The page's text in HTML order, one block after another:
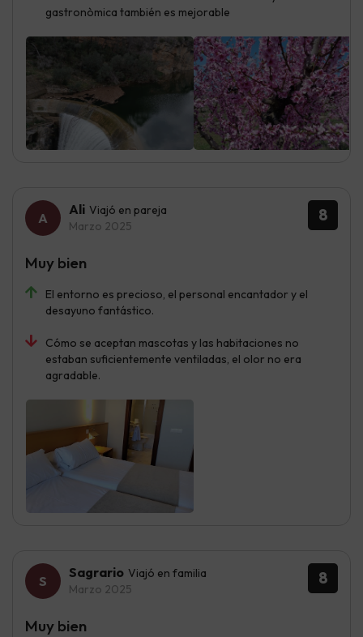
gastronòmica también es mejorable
8
Ali Viajó en pareja
Marzo 2025
El entorno es precioso, el personal encantador y el
desayuno fantástico.
Cómo se aceptan mascotas y las habitaciones no
estaban suficientemente ventiladas, el olor no era
agradable.
Muy bien
8
Sagrario Viajó en familia
Marzo 2025
Muy bien